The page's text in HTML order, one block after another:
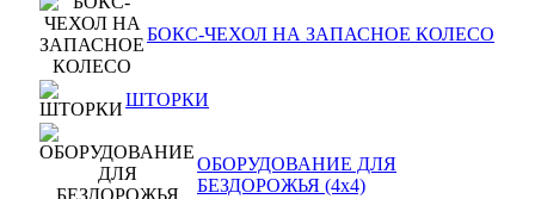
БОКС-ЧЕХОЛ НА ЗАПАСНОЕ КОЛЕСО
ШТОРКИ
ОБОРУДОВАНИЕ ДЛЯ
БЕЗДОРОЖЬЯ (4x4)